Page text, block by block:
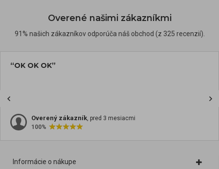
Overené našimi zákazníkmi
91% našich zákazníkov odporúča náš obchod (z 325 recenzií).
“OK OK OK”
Overený zákazník, pred 3 mesiacmi
100%
Informácie o nákupe